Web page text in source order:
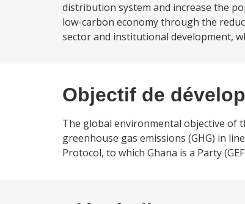
distribution system and increase the
low-carbon economy through the
sector and institutional development,
Objectif de
The global environmental objective
greenhouse gas emissions (GHG) in
Protocol, to which Ghana is a Party